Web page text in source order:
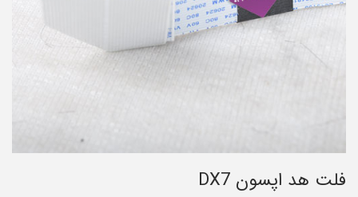
فلت هد اپسون DX7